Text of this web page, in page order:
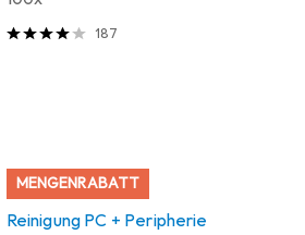
187
MENGENRABATT
Reinigung PC + Peripherie